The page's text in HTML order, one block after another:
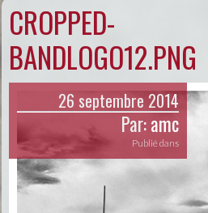
CROPPED-
BANDLOGO12.PNG
26 septembre 2014
Par:amc
Publié dans